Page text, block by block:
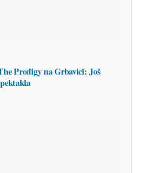
Prodigy na Grbavici: Još